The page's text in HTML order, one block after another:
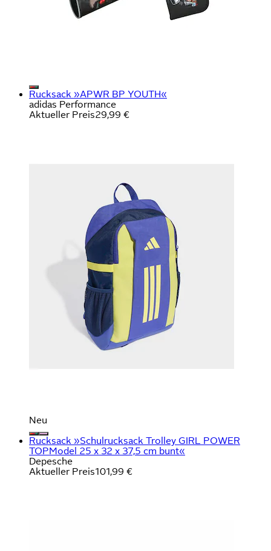
Rucksack »APWR BP YOUTH«
adidas Performance
Aktueller Preis29,99 €
Neu
Rucksack »Schulrucksack Trolley GIRL POWER
TOPModel 25 x 32 x 37,5 cm bunt«
Depesche
Aktueller Preis101,99 €